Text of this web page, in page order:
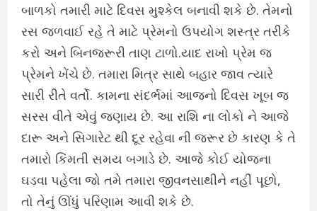
બાળકો તમારી માટે દિવસ મુશ્કેલ બનાવી શકે છે. તેમનો
રસ જળવાઈ રહે તે માટે પ્રેમનો ઉપયોગ શસ્ત્ર તરીકે
કરો અને બિનજરૂરી તાણ ટાળો.યાદ રાખો પ્રેમ જ
પ્રેમને ખેંચે છે. તમારા મિત્ર સાથે બહાર જાવ ત્યારે
સારી રીતે વર્તો. કામના સંદર્ભમાં આજનો દિવસ ખૂબ જ
સરસ વીતે એવું જણાય છે. આ રાશિ ના લોકો ને આજે
દારૂ અને સિગારેટ થી દૂર રહેવા ની જરૂર છે કારણ કે તે
તમારો કિંમતી સમય બગાડે છે. આજે કોઈ યોજના
ઘડવા પહેલા જો તમે તમારા જીવનસાથીને નહીં પૂછો,
તો તેનું ઊંધું પરિણામ આવી શકે છે.